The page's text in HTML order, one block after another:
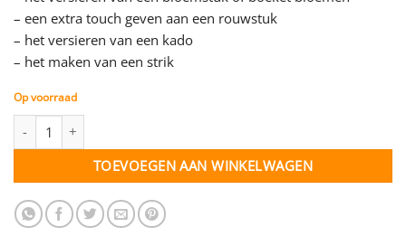
– een extra touch geven aan een rouwstuk
– het versieren van een kado
– het maken van een strik
Op voorraad
TOEVOEGEN AAN WINKELWAGEN